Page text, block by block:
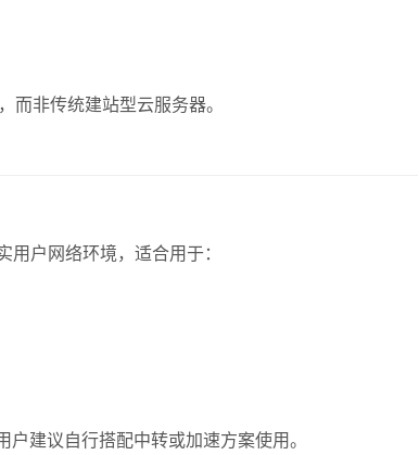
而非传统建站型云服务器。
用户网络环境，适合用于：
建议自行搭配中转或加速方案使用。